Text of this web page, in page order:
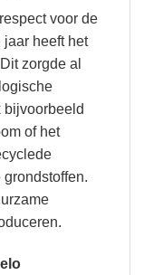
voor de
jaar heeft het
zorgde al
bijvoorbeeld
of het